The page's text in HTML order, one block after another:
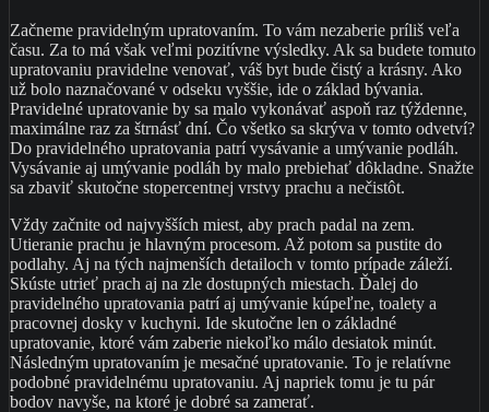
Začneme pravidelným upratovaním. To vám nezaberie príliš veľa
času. Za to má však veľmi pozitívne výsledky. Ak sa budete tomuto
upratovaniu pravidelne venovať, váš byt bude čistý a krásny. Ako
už bolo naznačované v odseku vyššie, ide o základ bývania.
Pravidelné upratovanie by sa malo vykonávať aspoň raz týždenne,
maximálne raz za štrnásť dní. Čo všetko sa skrýva v tomto odvetví?
Do pravidelného upratovania patrí vysávanie a umývanie podláh.
Vysávanie aj umývanie podláh by malo prebiehať dôkladne. Snažte
sa zbaviť skutočne stopercentnej vrstvy prachu a nečistôt.
Vždy začnite od najvyšších miest, aby prach padal na zem.
Utieranie prachu je hlavným procesom. Až potom sa pustite do
podlahy. Aj na tých najmenších detailoch v tomto prípade záleží.
Skúste utrieť prach aj na zle dostupných miestach. Ďalej do
pravidelného upratovania patrí aj umývanie kúpeľne, toalety a
pracovnej dosky v kuchyni. Ide skutočne len o základné
upratovanie, ktoré vám zaberie niekoľko málo desiatok minút.
Následným upratovaním je mesačné upratovanie. To je relatívne
podobné pravidelnému upratovaniu. Aj napriek tomu je tu pár
bodov navyše, na ktoré je dobré sa zamerať.